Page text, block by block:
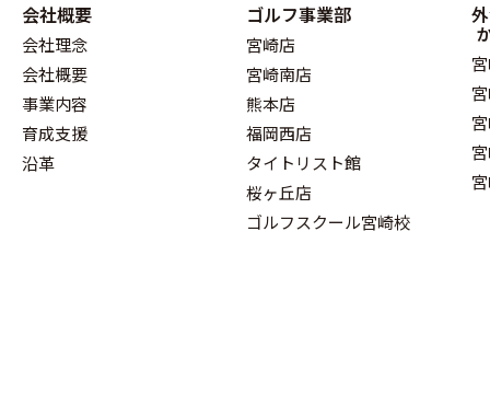
会社概要
会社理念
会社概要
事業内容
育成支援
沿革
ゴルフ事業部
宮崎店
宮崎南店
熊本店
福岡西店
タイトリスト館
桜ヶ丘店
ゴルフスクール宮崎校